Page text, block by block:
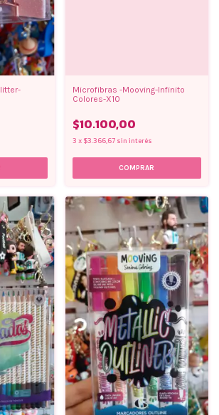
Microfibras -Mooving-Infinito
Colores-X10
$10.100,00
3 x $3.366,67 sin interés